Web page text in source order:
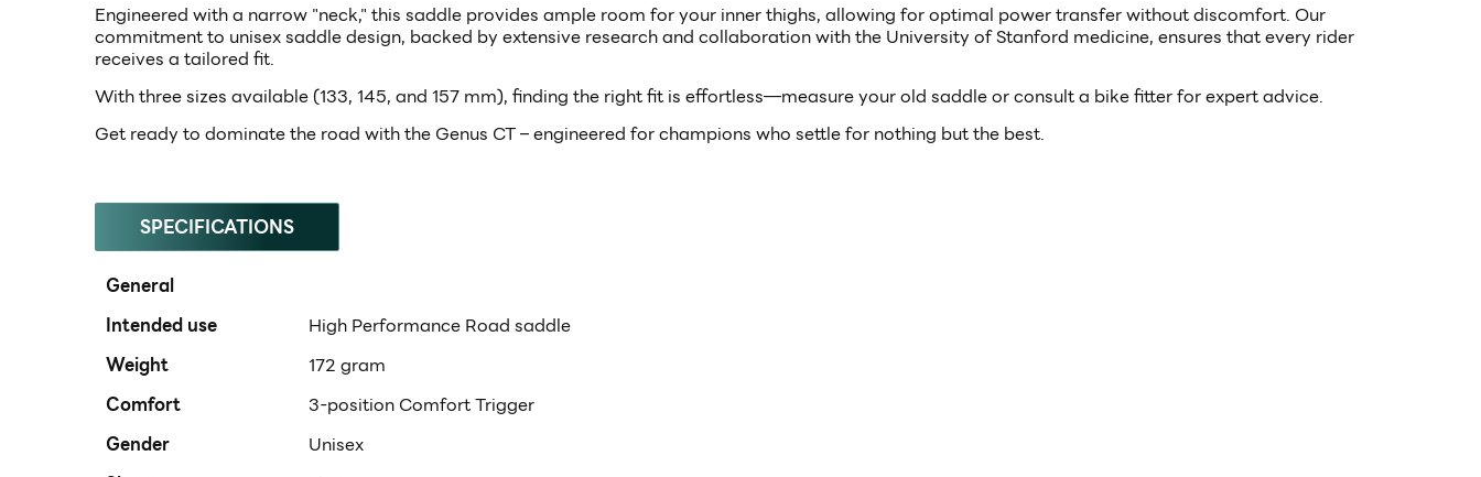
Engineered with a narrow "neck," this saddle provides ample room for your inner thighs, allowing for optimal power transfer without discomfort. Our
commitment to unisex saddle design, backed by extensive research and collaboration with the University of Stanford medicine, ensures that every rider
receives a tailored fit.
With three sizes available (133, 145, and 157 mm), finding the right fit is effortless—measure your old saddle or consult a bike fitter for expert advice.
Get ready to dominate the road with the Genus CT – engineered for champions who settle for nothing but the best.
SPECIFICATIONS
General
Intended use
High Performance Road saddle
Weight
172 gram
Comfort
3-position Comfort Trigger
Gender
Unisex